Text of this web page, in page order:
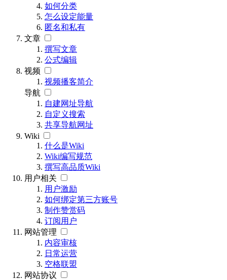
如何分类
怎么设定能量
匿名和私有
文章
撰写文章
公式编辑
视频
视频播客简介
导航
自建网址导航
自定义搜索
共享导航网址
Wiki
什么是Wiki
Wiki编写规范
撰写高品质Wiki
用户相关
用户激励
如何绑定第三方账号
制作赞赏码
订阅用户
网站管理
内容审核
日常运营
空格联盟
网站协议